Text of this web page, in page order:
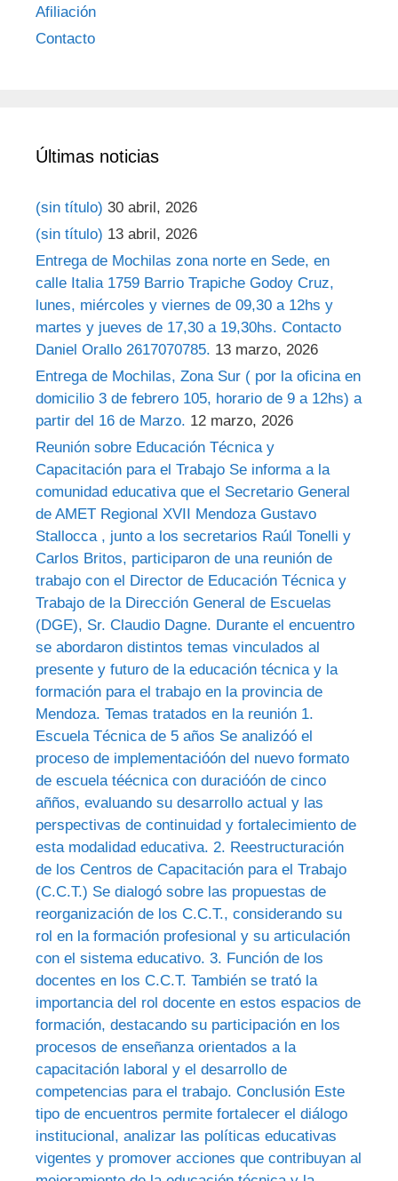
Afiliación
Contacto
Últimas noticias
(sin título) 30 abril, 2026
(sin título) 13 abril, 2026
Entrega de Mochilas zona norte en Sede, en
calle Italia 1759 Barrio Trapiche Godoy Cruz,
lunes, miércoles y viernes de 09,30 a 12hs y
martes y jueves de 17,30 a 19,30hs. Contacto
Daniel Orallo 2617070785. 13 marzo, 2026
Entrega de Mochilas, Zona Sur ( por la oficina en
domicilio 3 de febrero 105, horario de 9 a 12hs) a
partir del 16 de Marzo. 12 marzo, 2026
Reunión sobre Educación Técnica y
Capacitación para el Trabajo Se informa a la
comunidad educativa que el Secretario General
de AMET Regional XVII Mendoza Gustavo
Stallocca , junto a los secretarios Raúl Tonelli y
Carlos Britos, participaron de una reunión de
trabajo con el Director de Educación Técnica y
Trabajo de la Dirección General de Escuelas
(DGE), Sr. Claudio Dagne. Durante el encuentro
se abordaron distintos temas vinculados al
presente y futuro de la educación técnica y la
formación para el trabajo en la provincia de
Mendoza. Temas tratados en la reunión 1.
Escuela Técnica de 5 años Se analizóó el
proceso de implementacióón del nuevo formato
de escuela téécnica con duracióón de cinco
añños, evaluando su desarrollo actual y las
perspectivas de continuidad y fortalecimiento de
esta modalidad educativa. 2. Reestructuración
de los Centros de Capacitación para el Trabajo
(C.C.T.) Se dialogó sobre las propuestas de
reorganización de los C.C.T., considerando su
rol en la formación profesional y su articulación
con el sistema educativo. 3. Función de los
docentes en los C.C.T. También se trató la
importancia del rol docente en estos espacios de
formación, destacando su participación en los
procesos de enseñanza orientados a la
capacitación laboral y el desarrollo de
competencias para el trabajo. Conclusión Este
tipo de encuentros permite fortalecer el diálogo
institucional, analizar las políticas educativas
vigentes y promover acciones que contribuyan al